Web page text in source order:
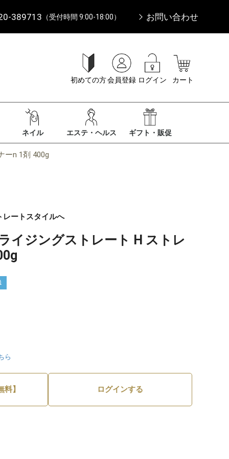
389713 （受付時間 9:00-18:00） お問い合わせ
初めての方会員登録 ログイン カート
ネイル エステ・ヘルス ギフト・販促
ーn 1剤 400g
レートスタイルへ
イジングストレート H ストレ
ら
】 ログインする